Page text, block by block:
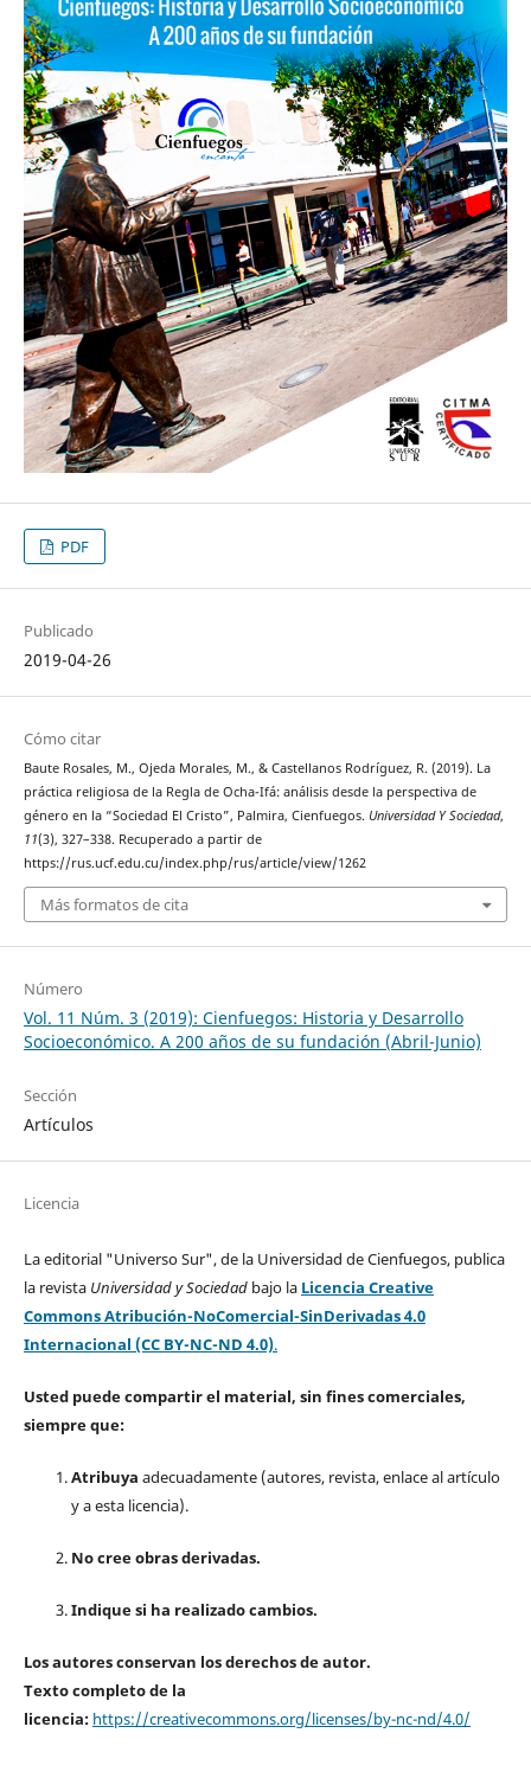
PDF
Publicado
2019-04-26
Cómo citar
Baute Rosales, M., Ojeda Morales, M., & Castellanos Rodríguez, R. (2019). La
práctica religiosa de la Regla de Ocha-Ifá: análisis desde la perspectiva de
género en la “Sociedad El Cristo”, Palmira, Cienfuegos. Universidad Y Sociedad,
11(3), 327–338. Recuperado a partir de
https://rus.ucf.edu.cu/index.php/rus/article/view/1262
Más formatos de cita
Número
Vol. 11 Núm. 3 (2019): Cienfuegos: Historia y Desarrollo
Socioeconómico. A 200 años de su fundación (Abril-Junio)
Sección
Artículos
Licencia
La editorial "Universo Sur", de la Universidad de Cienfuegos, publica
la revista Universidad y Sociedad bajo la Licencia Creative
Commons Atribución-NoComercial-SinDerivadas 4.0
Internacional (CC BY-NC-ND 4.0).
Usted puede compartir el material, sin fines comerciales,
siempre que:
Atribuya adecuadamente (autores, revista, enlace al artículo
y a esta licencia).
No cree obras derivadas.
Indique si ha realizado cambios.
Los autores conservan los derechos de autor.
Texto completo de la
licencia: https://creativecommons.org/licenses/by-nc-nd/4.0/